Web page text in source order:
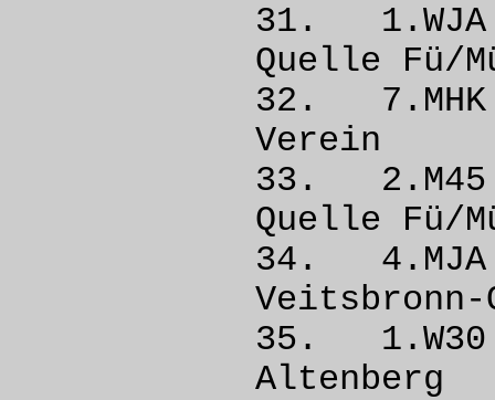
31.
Quelle
32.
33.
Quelle
34.
35.